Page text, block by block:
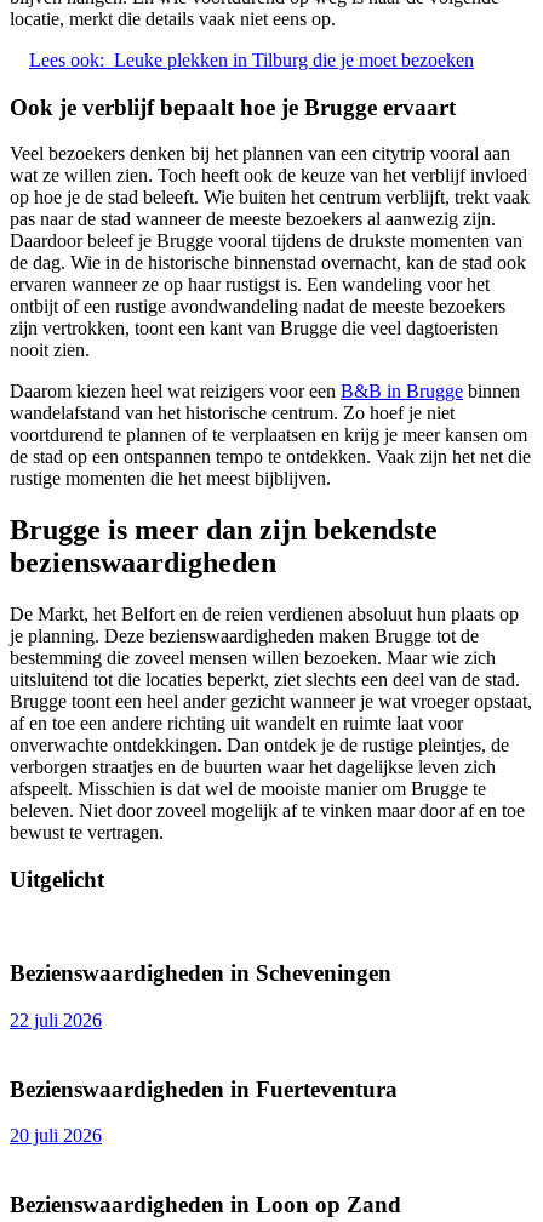
locatie, merkt die details vaak niet eens op.
Lees ook: Leuke plekken in Tilburg die je moet bezoeken
Ook je verblijf bepaalt hoe je Brugge ervaart
Veel bezoekers denken bij het plannen van een citytrip vooral aan
wat ze willen zien. Toch heeft ook de keuze van het verblijf invloed
op hoe je de stad beleeft. Wie buiten het centrum verblijft, trekt vaak
pas naar de stad wanneer de meeste bezoekers al aanwezig zijn.
Daardoor beleef je Brugge vooral tijdens de drukste momenten van
de dag. Wie in de historische binnenstad overnacht, kan de stad ook
ervaren wanneer ze op haar rustigst is. Een wandeling voor het
ontbijt of een rustige avondwandeling nadat de meeste bezoekers
zijn vertrokken, toont een kant van Brugge die veel dagtoeristen
nooit zien.
Daarom kiezen heel wat reizigers voor een B&B in Brugge binnen
wandelafstand van het historische centrum. Zo hoef je niet
voortdurend te plannen of te verplaatsen en krijg je meer kansen om
de stad op een ontspannen tempo te ontdekken. Vaak zijn het net die
rustige momenten die het meest bijblijven.
Brugge is meer dan zijn bekendste
bezienswaardigheden
De Markt, het Belfort en de reien verdienen absoluut hun plaats op
je planning. Deze bezienswaardigheden maken Brugge tot de
bestemming die zoveel mensen willen bezoeken. Maar wie zich
uitsluitend tot die locaties beperkt, ziet slechts een deel van de stad.
Brugge toont een heel ander gezicht wanneer je wat vroeger opstaat,
af en toe een andere richting uit wandelt en ruimte laat voor
onverwachte ontdekkingen. Dan ontdek je de rustige pleintjes, de
verborgen straatjes en de buurten waar het dagelijkse leven zich
afspeelt. Misschien is dat wel de mooiste manier om Brugge te
beleven. Niet door zoveel mogelijk af te vinken maar door af en toe
bewust te vertragen.
Uitgelicht
Bezienswaardigheden in Scheveningen
22 juli 2026
Bezienswaardigheden in Fuerteventura
20 juli 2026
Bezienswaardigheden in Loon op Zand